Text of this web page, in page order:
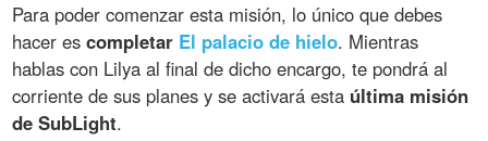
Para poder comenzar esta misión, lo único que debes
hacer escompletar El palacio de hielo. Mientras
hablas con Lilya al final de dicho encargo, te pondrá al
corriente de sus planes y se activará esta última misión
de SubLight.